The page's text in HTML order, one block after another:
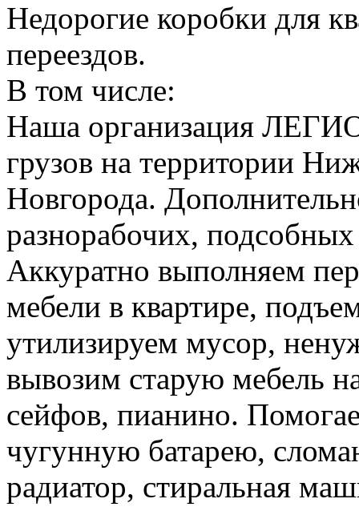
Недорогие коробки для
переездов.
В том числе:
Наша организация
грузов на территории
Новгорода.
разнорабочих,
Аккуратно выполняем
мебели в квартире,
утилизируем мусор,
вывозим старую мебель
сейфов, пианино.
чугунную батарею,
радиатор, стиральная